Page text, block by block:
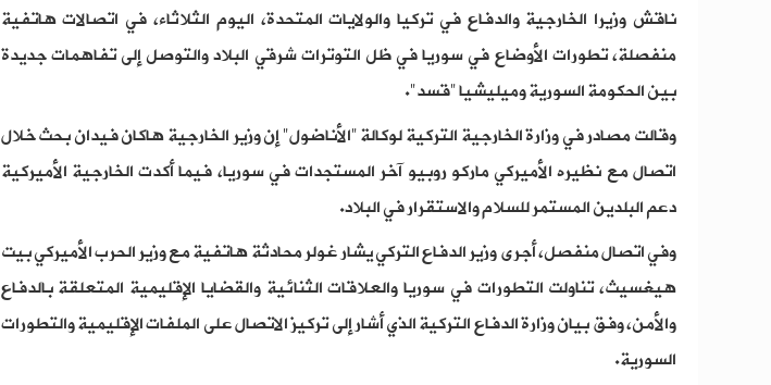
ناقش وزيرا الخارجية والدفاع في تركيا والولايات المتحدة، اليوم الثلاثاء، في اتصالات هاتفية
منفصلة، تطورات الأوضاع في سوريا في ظل التوترات شرقي البلاد والتوصل إلى تفاهمات جديدة
بين الحكومة السورية وميليشيا "قسد".
وقالت مصادر في وزارة الخارجية التركية لوكالة "الأناضول" إن وزير الخارجية هاكان فيدان بحث خلال
اتصال مع نظيره الأميركي ماركو روبيو آخر المستجدات في سوريا، فيما أكدت الخارجية الأميركية
دعم البلدين المستمر للسلام والاستقرار في البلاد.
وفي اتصال منفصل، أجرى وزير الدفاع التركي يشار غولر محادثة هاتفية مع وزير الحرب الأميركي بيت
هيغسيث، تناولت التطورات في سوريا والعلاقات الثنائية والقضايا الإقليمية المتعلقة بالدفاع
والأمن، وفق بيان وزارة الدفاع التركية الذي أشار إلى تركيز الاتصال على الملفات الإقليمية والتطورات
السورية.